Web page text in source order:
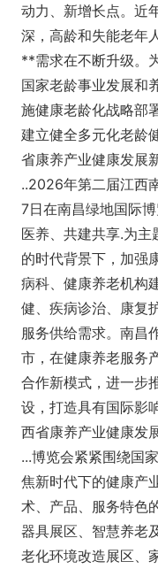
动力、新增长点。近
深，高龄和失能老年
**需求在不断升级。
国家老龄事业发展和
施健康老龄化战略部
建立健全多元化老龄
省康养产业健康发展
..2026年第二届江西
7日在南昌绿地国际
医养、共建共享.为
的时代背景下，加强
病科、健康养老机构
健、疾病诊治、康复
服务供给需求。南昌
市，在健康养老服务
合作新模式，进一步
设，打造具有国际影
西省康养产业健康发
...博览会紧紧围绕国
焦新时代下的健康产
术、产品、服务特色
器具展区、智慧养老
老化环境改造展区、